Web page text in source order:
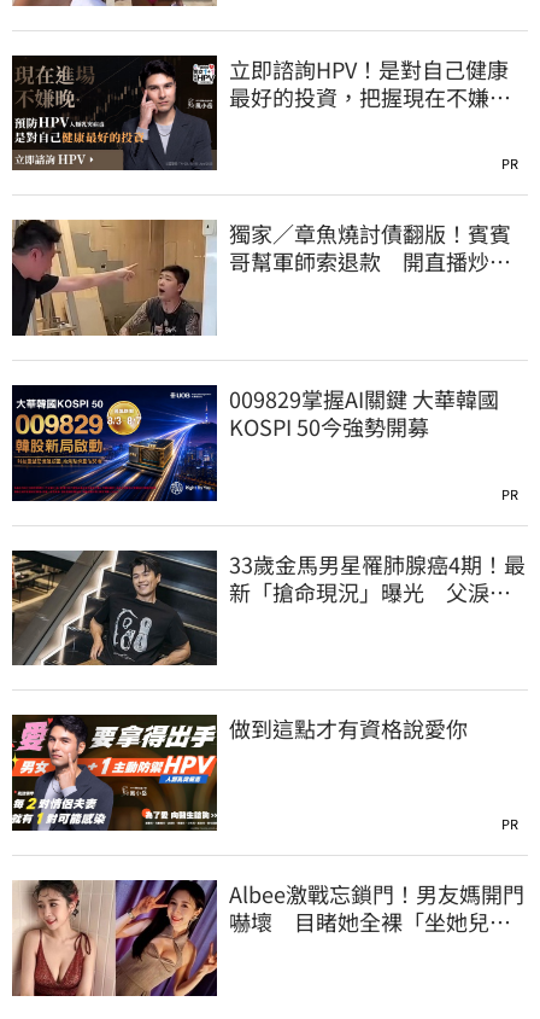
立即諮詢HPV！是對自己健康
最好的投資，把握現在不嫌
PR
獨家／章魚燒討債翻版！賓賓
哥幫軍師索退款 開直播炒作
009829掌握AI關鍵 大華韓國
KOSPI 50今強勢開募
PR
33歲金馬男星罹肺腺癌4期！最
新「搶命現況」曝光 父淚
做到這點才有資格說愛你
PR
Albee激戰忘鎖門！男友媽開門
嚇壞 目睹她全裸「坐她兒子